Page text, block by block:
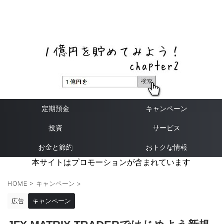
定期預金 キャンペーン
投資 サービス
お金と節約 おトクな情報
本サイトはプロモーションが含まれています
HOME > キャンペーン >
広告 キャンペーン